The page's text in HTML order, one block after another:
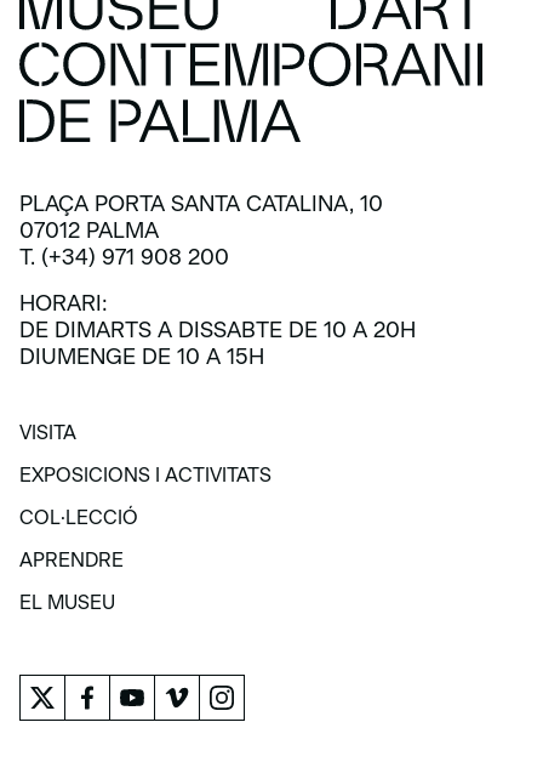
PLAÇA PORTA SANTA CATALINA, 10
07012 PALMA
T. (+34) 971 908 200
HORARI:
DE DIMARTS A DISSABTE DE 10 A 20H
DIUMENGE DE 10 A 15H
VISITA
VISITA
EXPOSICIONS I ACTIVITATS
EXPOSICIONS I ACTIVITATS
COL·LECCIÓ
COL·LECCIÓ
APRENDRE
APRENDRE
EL MUSEU